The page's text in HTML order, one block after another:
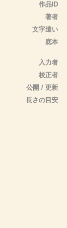
作品ID
著者
文字遣い
底本
入力者
校正者
公開 / 更新
長さの目安